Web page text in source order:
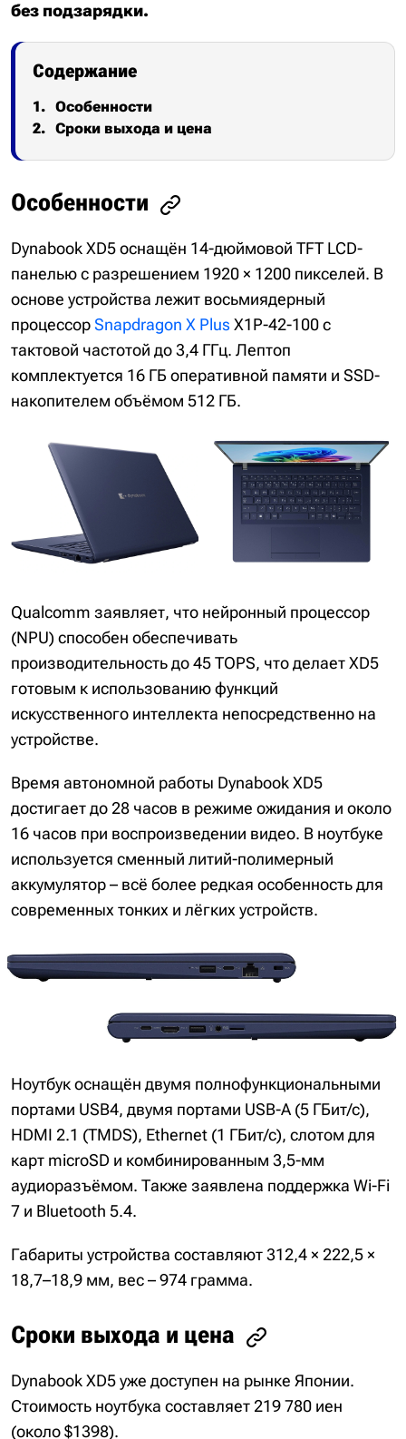
без подзарядки.
Содержание
Особенности
Сроки выхода и цена
Особенности
Dynabook XD5 оснащён 14-дюймовой TFT LCD-
панелью с разрешением 1920 × 1200 пикселей. В
основе устройства лежит восьмиядерный
процессорSnapdragon X PlusX1P-42-100 с
тактовой частотой до 3,4 ГГц. Лептоп
комплектуется 16 ГБ оперативной памяти и SSD-
накопителем объёмом 512 ГБ.
Qualcomm заявляет, что нейронный процессор
(NPU) способен обеспечивать
производительность до 45 TOPS, что делает XD5
готовым к использованию функций
искусственного интеллекта непосредственно на
устройстве.
Время автономной работы Dynabook XD5
достигает до 28 часов в режиме ожидания и около
16 часов при воспроизведении видео. В ноутбуке
используется сменный литий-полимерный
аккумулятор – всё более редкая особенность для
современных тонких и лёгких устройств.
Ноутбук оснащён двумя полнофункциональными
портами USB4, двумя портами USB-A (5 ГБит/с),
HDMI 2.1 (TMDS), Ethernet (1 ГБит/с), слотом для
карт microSD и комбинированным 3,5-мм
аудиоразъёмом. Также заявлена поддержка Wi-Fi
7 и Bluetooth 5.4.
Габариты устройства составляют 312,4 × 222,5 ×
18,7–18,9 мм, вес – 974 грамма.
Сроки выхода и цена
Dynabook XD5 уже доступен на рынке Японии.
Стоимость ноутбука составляет 219 780 иен
(около $1398).